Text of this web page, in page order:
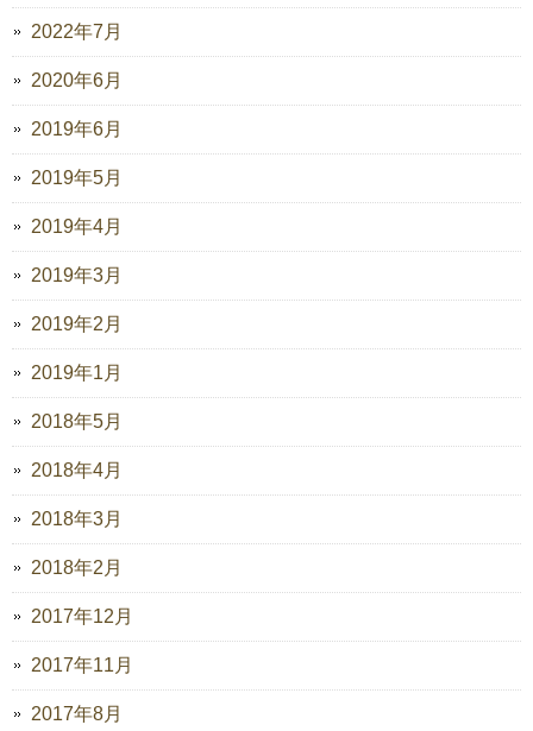
2022年7月
2020年6月
2019年6月
2019年5月
2019年4月
2019年3月
2019年2月
2019年1月
2018年5月
2018年4月
2018年3月
2018年2月
2017年12月
2017年11月
2017年8月